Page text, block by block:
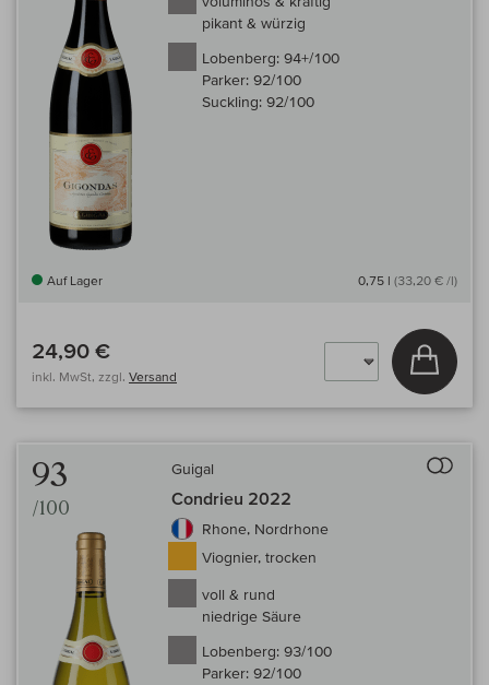
pikant & würzig
Lobenberg: 94+/100
Parker: 92/100
Suckling: 92/100
Auf Lager 0,75 l (33,20 € /l)
24,90 €
inkl. MwSt, zzgl. Versand
In
93
/100
Guigal
Condrieu 2022
Rhone, Nordrhone
Viognier, trocken
voll & rund
niedrige Säure
Lobenberg: 93/100
Parker: 92/100